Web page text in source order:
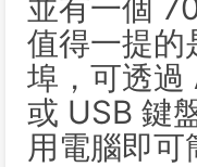
並有一個
值得一提的
埠，可透過
或 USB 鍵
用電腦即可